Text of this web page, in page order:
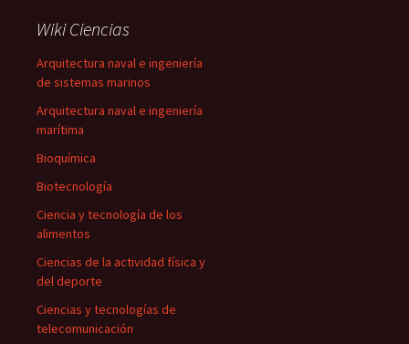
Wiki Ciencias
Arquitectura naval e ingeniería
de sistemas marinos
Arquitectura naval e ingeniería
marítima
Bioquímica
Biotecnología
Ciencia y tecnología de los
alimentos
Ciencias de la actividad física y
del deporte
Ciencias y tecnologías de
telecomunicación